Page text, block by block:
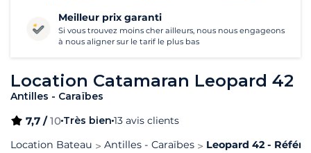
Location Catamaran Leopard 42
Antilles - Caraïbes
7,7 /10 Très bien 13 avis clients
Location Bateau
Antilles - Caraïbes Leopard 42 -
Meilleur prix garanti
Si vous trouvez moins cher ailleurs, nous nous engageons
à nous aligner sur le tarif le plus bas